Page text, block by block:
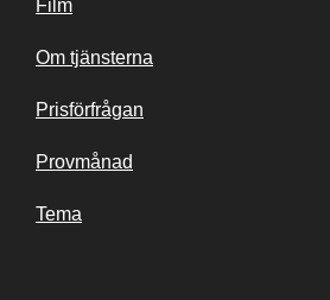
Film
Om tjänsterna
Prisförfrågan
Provmånad
Tema